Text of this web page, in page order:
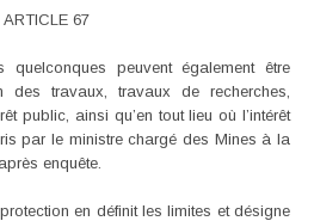
ARTICLE 67
peuvent également être
des travaux, travaux de recherches,
public, ainsi qu’en tout lieu où l’intérêt
par le ministre chargé des Mines à la
enquête.
en définit les limites et désigne